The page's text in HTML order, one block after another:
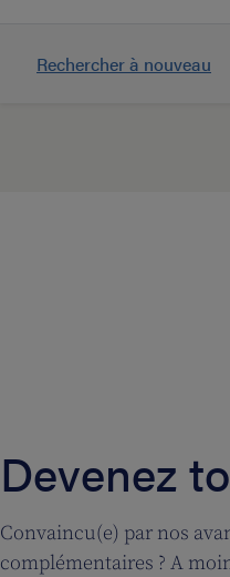
Rechercher à nouveau
Devenez
Convaincu(e) par nos
complémentaires ? A